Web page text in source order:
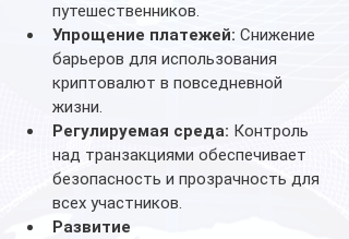
путешественников.
Упрощение платежей: Снижение
барьеров для использования
криптовалют в повседневной
жизни.
Регулируемая среда: Контроль
над транзакциями обеспечивает
безопасность и прозрачность для
всех участников.
Развитие